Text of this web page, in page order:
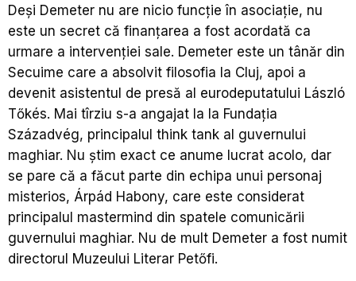
Deşi Demeter nu are nicio funcție în asociație, nu
este un secret că finanţarea a fost acordată ca
urmare a intervenţiei sale. Demeter este un tânăr din
Secuime care a absolvit filosofia la Cluj, apoi a
devenit asistentul de presă al eurodeputatului László
Tőkés. Mai tîrziu s-a angajat la la Fundația
Századvég, principalul think tank al guvernului
maghiar. Nu ştim exact ce anume lucrat acolo, dar
se pare că a făcut parte din echipa unui personaj
misterios, Árpád Habony, care este considerat
principalul mastermind din spatele comunicării
guvernului maghiar. Nu de mult Demeter a fost numit
directorul Muzeului Literar Petőfi.